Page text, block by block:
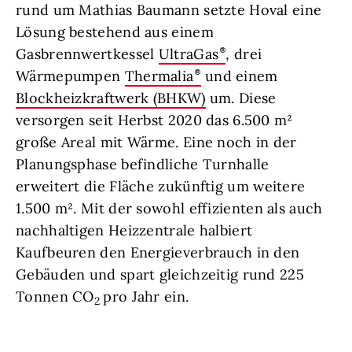
rund um Mathias Baumann setzte Hoval eine
Lösung bestehend aus einem
Gasbrennwertkessel UltraGas , drei
Wärmepumpen Thermalia
und einem
Blockheizkraftwerk (BHKW) um. Diese
versorgen seit Herbst 2020 das 6.500 m²
große Areal mit Wärme. Eine noch in der
Planungsphase befindliche Turnhalle
erweitert die Fläche zukünftig um weitere
1.500 m². Mit der sowohl effizienten als auch
nachhaltigen Heizzentrale halbiert
Kaufbeuren den Energieverbrauch in den
Gebäuden und spart gleichzeitig rund 225
Tonnen CO2 pro Jahr ein.